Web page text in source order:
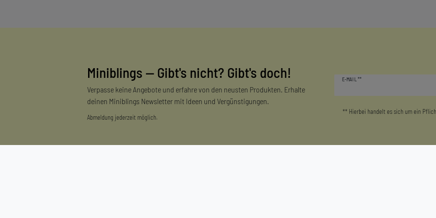
Miniblings — Gibt's nicht? Gibt's doch!
Verpasse keine Angebote und erfahre von den neusten Produkten. Erhalte
deinen Miniblings Newsletter mit Ideen und Vergünstigungen.
Abmeldung jederzeit möglich.
E-MAIL **
Honig
** Hierbei handelt es sich um ein